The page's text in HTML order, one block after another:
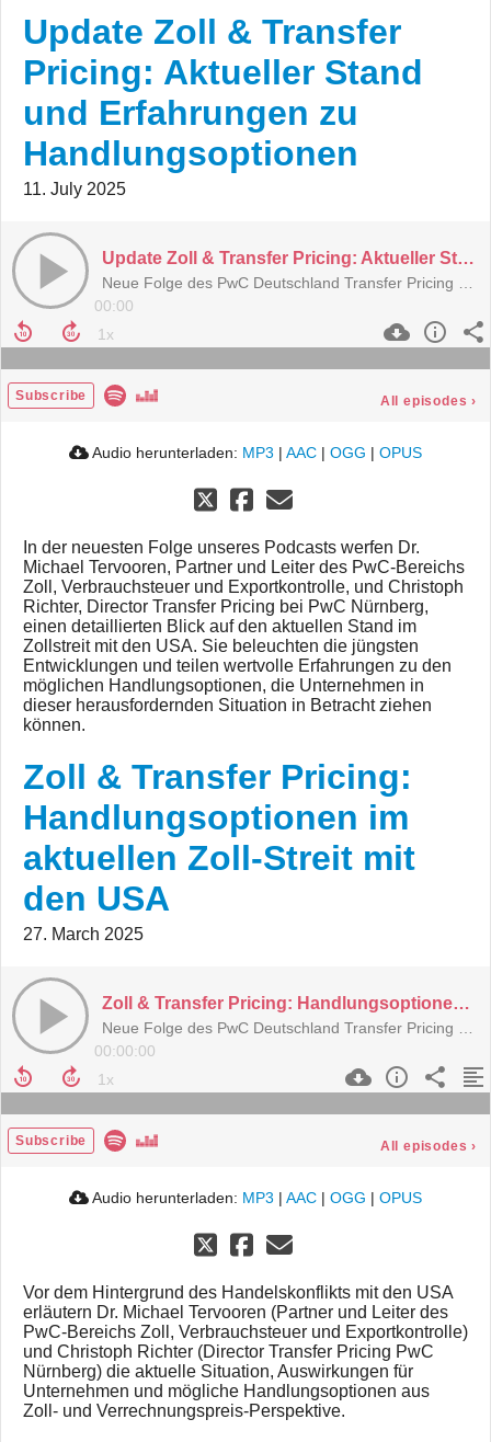
Update Zoll & Transfer
Pricing: Aktueller Stand
und Erfahrungen zu
Handlungsoptionen
11. July 2025
Update Zoll & Transfer Pricing: Aktueller Stand und Erfahrungen zu Handlungsoptionen
00:00
Subscribe All episodes ›
Audio herunterladen: MP3 | AAC | OGG | OPUS
In der neuesten Folge unseres Podcasts werfen Dr.
Michael Tervooren, Partner und Leiter des PwC-Bereichs
Zoll, Verbrauchsteuer und Exportkontrolle, und Christoph
Richter, Director Transfer Pricing bei PwC Nürnberg,
einen detaillierten Blick auf den aktuellen Stand im
Zollstreit mit den USA. Sie beleuchten die jüngsten
Entwicklungen und teilen wertvolle Erfahrungen zu den
möglichen Handlungsoptionen, die Unternehmen in
dieser herausfordernden Situation in Betracht ziehen
können.
Zoll & Transfer Pricing:
Handlungsoptionen im
aktuellen Zoll-Streit mit
den USA
27. March 2025
Zoll & Transfer Pricing: Handlungsoptionen im aktuellen Zoll-Streit mit den USA
00:00:00
Subscribe All episodes ›
Audio herunterladen: MP3 | AAC | OGG | OPUS
Vor dem Hintergrund des Handelskonflikts mit den USA
erläutern Dr. Michael Tervooren (Partner und Leiter des
PwC-Bereichs Zoll, Verbrauchsteuer und Exportkontrolle)
und Christoph Richter (Director Transfer Pricing PwC
Nürnberg) die aktuelle Situation, Auswirkungen für
Unternehmen und mögliche Handlungsoptionen aus
Zoll- und Verrechnungspreis-Perspektive.